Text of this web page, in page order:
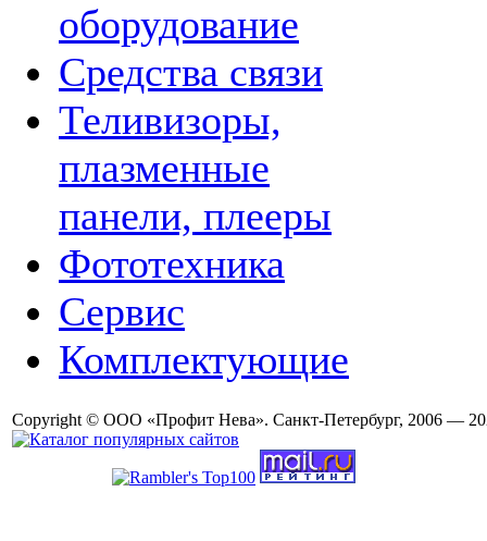
оборудование
Средства связи
Теливизоры,
плазменные
панели, плееры
Фототехника
Сервис
Комплектующие
Copyright © ООО «Профит Нева». Санкт-Петербург, 2006 —